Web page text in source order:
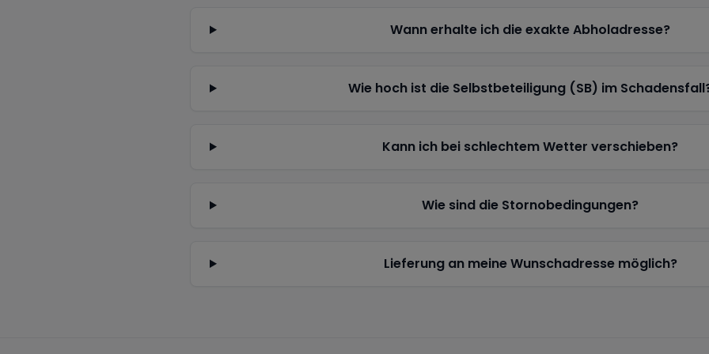
Wann erhalte ich die exakte Abholadresse?
Wie hoch ist die Selbstbeteiligung (SB) im
Kann ich bei schlechtem Wetter verschieben?
Wie sind die Stornobedingungen?
Lieferung an meine Wunschadresse möglich?